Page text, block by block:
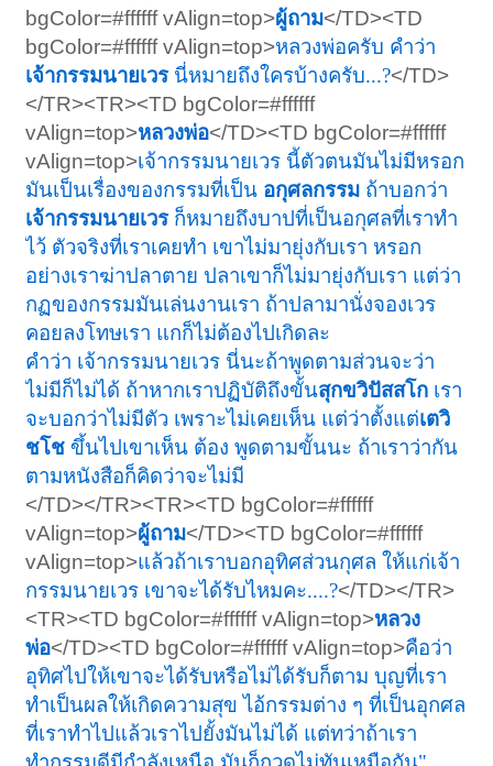
bgColor=#ffffff vAlign=top>ผู้ถาม</TD><TD
bgColor=#ffffff vAlign=top>หลวงพ่อครับ คำว่า
เจ้ากรรมนายเวรนี่หมายถึงใครบ้างครับ...?</TD>
</TR><TR><TD bgColor=#ffffff
vAlign=top>หลวงพ่อ</TD><TD bgColor=#ffffff
vAlign=top>เจ้ากรรมนายเวร นี้ตัวตนมันไม่มีหรอก
มันเป็นเรื่องของกรรมที่เป็น อกุศลกรรม ถ้าบอกว่า
เจ้ากรรมนายเวร ก็หมายถึงบาปที่เป็นอกุศลที่เราทำ
ไว้ ตัวจริงที่เราเคยทำ เขาไม่มายุ่งกับเรา หรอก
อย่างเราฆ่าปลาตาย ปลาเขาก็ไม่มายุ่งกับเรา แต่ว่า
กฏของกรรมมันเล่นงานเรา ถ้าปลามานั่งจองเวร
คอยลงโทษเรา แกก็ไม่ต้องไปเกิดละ
คำว่า เจ้ากรรมนายเวร นี่นะถ้าพูดตามส่วนจะว่า
ไม่มีก็ไม่ได้ ถ้าหากเราปฏิบัติถึงขั้นสุกขวิปัสสโก เรา
จะบอกว่าไม่มีตัว เพราะไม่เคยเห็น แต่ว่าตั้งแต่เตวิ
ชโช ขึ้นไปเขาเห็น ต้อง พูดตามขั้นนะ ถ้าเราว่ากัน
ตามหนังสือก็คิดว่าจะไม่มี
</TD></TR><TR><TD bgColor=#ffffff
vAlign=top>ผู้ถาม</TD><TD bgColor=#ffffff
vAlign=top>แล้วถ้าเราบอกอุทิศส่วนกุศล ให้แก่เจ้า
กรรมนายเวร เขาจะได้รับไหมคะ....?</TD></TR>
<TR><TD bgColor=#ffffff vAlign=top>หลวง
พ่อ</TD><TD bgColor=#ffffff vAlign=top>คือว่า
อุทิศไปให้เขาจะได้รับหรือไม่ได้รับก็ตาม บุญที่เรา
ทำเป็นผลให้เกิดความสุข ไอ้กรรมต่าง ๆ ที่เป็นอุกศล
ที่เราทำไปแล้วเราไปยั้งมันไม่ได้ แต่ทว่าถ้าเรา